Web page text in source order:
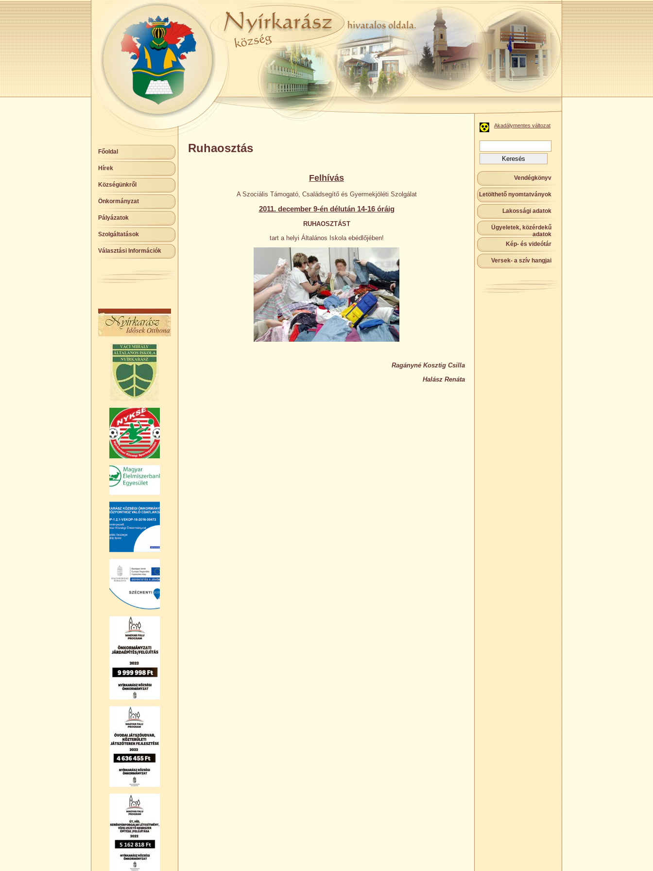
Főoldal
Hírek
Községünkről
Önkormányzat
Pályázatok
Szolgáltatások
Választási Információk
Ruhaosztás
Felhívás
A Szociális Támogató, Családsegítő és Gyermekjóléti Szolgálat
2011. december 9-én délután 14-16 óráig
RUHAOSZTÁST
tart a helyi Általános Iskola ebédlőjében!
Ragányné Kosztig Csilla
Halász Renáta
Akadálymentes változat
Vendégkönyv
Letölthető nyomtatványok
Lakossági adatok
Ügyeletek, közérdekű
adatok
Kép- és videótár
Versek- a szív hangjai